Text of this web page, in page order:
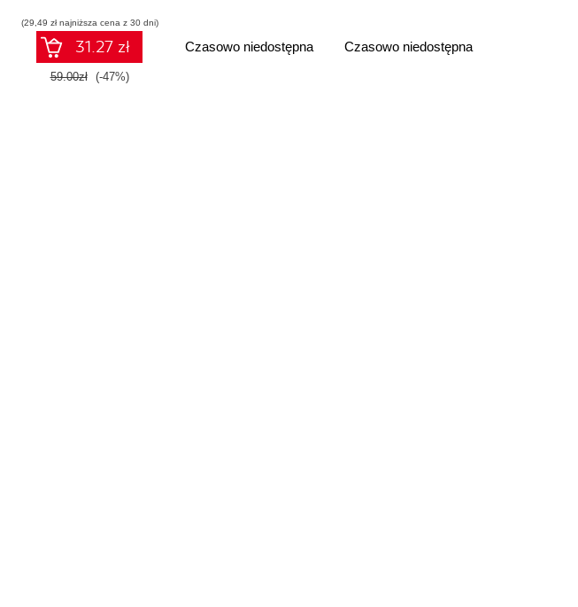
(29,49 zł najniższa cena z 30 dni)
31.27 zł
59.00zł (-47%)
Czasowo niedostępna Czasowo niedostępna